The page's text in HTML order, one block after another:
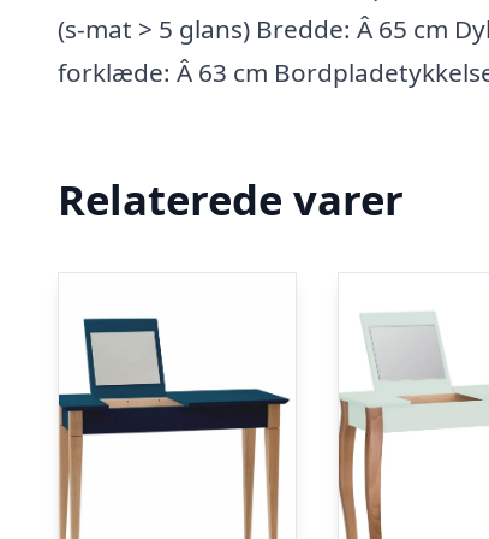
(s-mat > 5 glans) Bredde: Â 65 cm
forklæde: Â 63 cm
Relaterede varer